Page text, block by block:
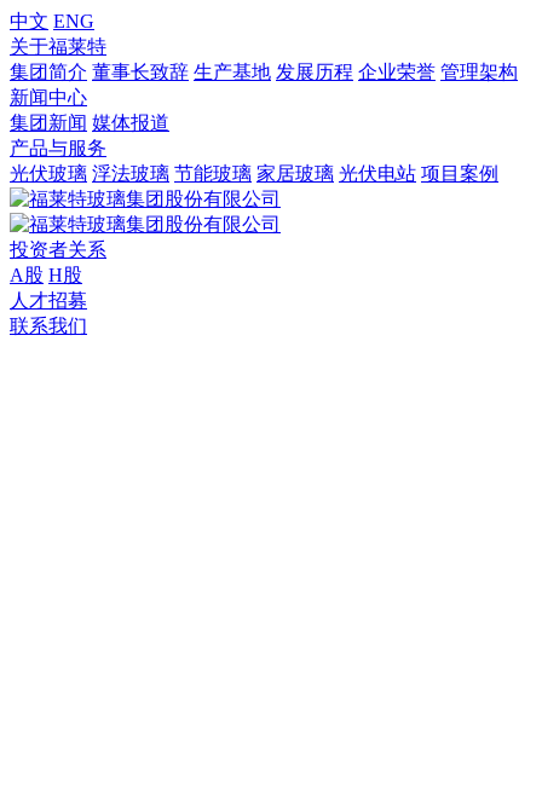
中文 ENG
关于福莱特
集团简介 董事长致辞 生产基地 发展历程 企业荣誉 管理架构
新闻中心
集团新闻 媒体报道
产品与服务
光伏玻璃 浮法玻璃 节能玻璃 家居玻璃 光伏电站 项目案例
投资者关系
A股 H股
人才招募
联系我们